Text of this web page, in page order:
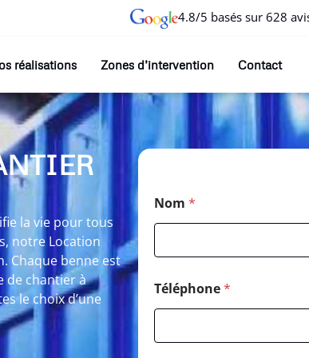
4.8/5 basés sur 628
réalisations Zones d’intervention Contact
la vie pour tous
notre Location
Chaque benne est
de chantier à
le choix d’une
Nom *
Téléphone*